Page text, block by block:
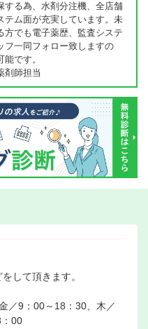
する為、水剤分注機、全店舗
テム面が充実しています。未
方でも電子薬歴、監査システ
フ一同フォロー致しますの
です。
師担当
して頂きます。
／9：00～18：30、木／
00